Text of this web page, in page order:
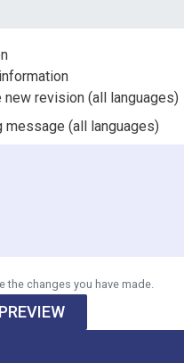
new revision (all languages)
message (all languages)
the changes you have made.
PREVIEW